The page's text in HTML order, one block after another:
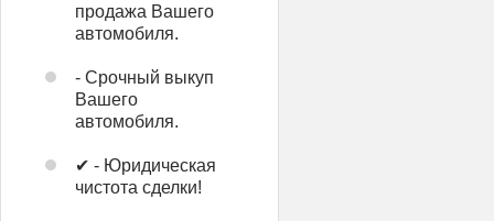
продажа Вашего
автомобиля.
- Срочный выкуп
Вашего
автомобиля.
✔ - Юридическая
чистота сделки!